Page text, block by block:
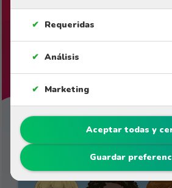
Requeridas
✔
Análisis
✔
Marketing
✔
Guardar
Aceptar todas y
Cuentos de 4 a